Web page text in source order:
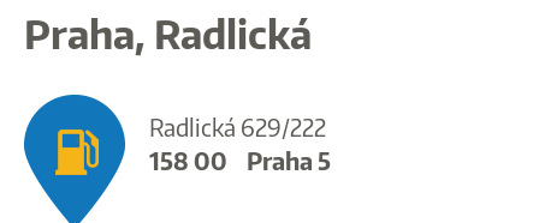
Praha, Radlická
Radlická 629/222
158 00 Praha 5